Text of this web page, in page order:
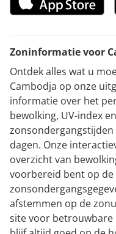
Zoninformatie voor
Ontdek alles wat u
Cambodja op onze
informatie over het
bewolking, UV-index
dagen. Onze
overzicht van
voorbereid bent op
afstemmen op de
site voor